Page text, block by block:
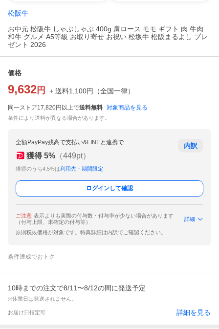
松阪牛
お中元 松阪牛 しゃぶしゃぶ 400g 肩ロース モモ ギフト 肉 牛肉
和牛 グルメ A5等級 お取り寄せ お祝い 松坂牛 松阪まるよし プレ
ゼント 2026
価格
9,632 円 + 送料1,100円 （全国一律）
同一ストア17,820円以上で送料無料 対象商品を見る
条件により送料が異なる場合があります。
全額PayPay残高で支払い&LINEと連携で
獲得 5% （449pt）
獲得のうち4.5%は利用先・期間限定
内訳
ログインして確認
ご注意 表示よりも実際の付与数・付与率が少ない場合があります
（付与上限、未確定の付与等）
詳細
原則税抜価格が対象です。特典詳細は内訳でご確認ください。
条件達成でおトク
10時までの注文で8/11〜8/12の間に発送予定
※休業日は発送されません。
お届け日指定可 詳細を見る